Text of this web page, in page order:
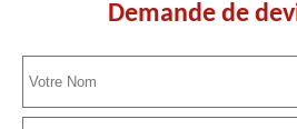
Demande de